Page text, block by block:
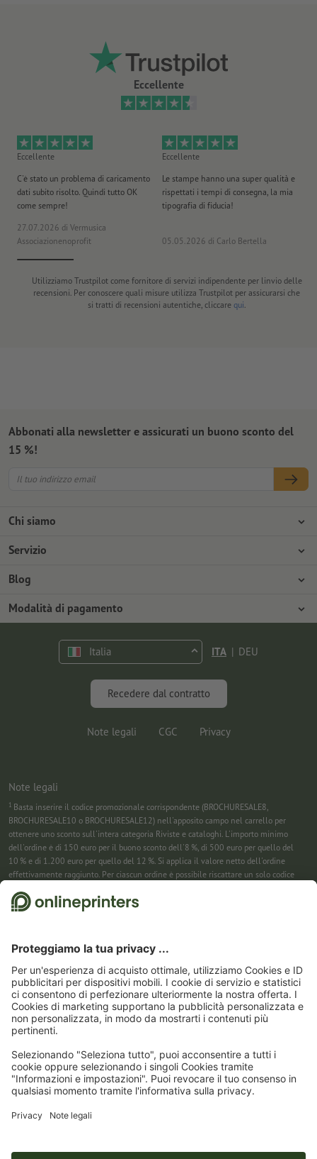
Eccellente
Eccellente
C'è stato un problema di caricamento
dati subito risolto. Quindi tutto OK
come sempre!
27.07.2026 di Vermusica
Associazionenoprofit
Eccellente
Le stampe hanno una super qualità e
rispettati i tempi di consegna, la mia
tipografia di fiducia!
05.05.2026 di Carlo Bertella
Utilizziamo Trustpilot come fornitore di servizi indipendente per linvio delle
recensioni. Per conoscere quali misure utilizza Trustpilot per assicurarsi che
si tratti di recensioni autentiche, cliccare qui
Chi siamo
Azienda
Tutela ambientale
Servizio
Modalità di pagamento
Spedizione
Programma Premium
Blog
Tutorial Photoshop
Marketing & Insights
Modalità di pagamento
Abbonati alla newsletter e assicurati un buono sconto del
15 %!
Italia ITA | DEU
Recedere dal contratto
Note legali CGC Privacy
Note legali
1 Basta inserire il codice promozionale corrispondente (BROCHURESALE8,
BROCHURESALE10 o BROCHURESALE12) nell'apposito campo nel carrello per
ottenere uno sconto sull'intera categoria Riviste e cataloghi. L'importo minimo
dell'ordine è di 150 euro per il buono sconto dell'8 %, di 500 euro per quello del
10 % e di 1.200 euro per quello del 12 %. Si applica il valore netto dell'ordine
effettivamente raggiunto. Per ciascun ordine è possibile riscattare un solo codice
con ulteriori iniziative promozionali. La promozione è valida fino al 31/08/2026
(incluso).
un semplice clic. Solo allora ti invieremo il codice sconto e la prossima newsletter.
Puoi naturalmente annullare la registrazione in qualsiasi momento. Utilizzabile
una sola volta. Non è richiesto un valore minimo dell’ordine. Importo massimo dello
sconto: 150 € sul valore dell'ordine (al netto). Pagamento in contanti non previsto.
L’offerta non può essere cumulata con altre promozioni o codici sconto.Il buono è
valido per sei settimane dalla ricezione.
3
calendari. Utilizzabile più volte. Pagamento in contanti non previsto. Non
cumulabile con ulteriori iniziative promozionali. Valido fino al 31/08/2026
compreso
calendari. Utilizzabile più volte. Pagamento in contanti non previsto. Non